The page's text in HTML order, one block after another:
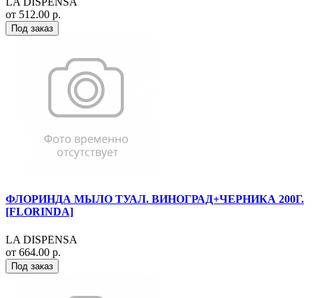
от 512.00 р.
Под заказ
ФЛОРИНДА МЫЛО ТУАЛ. ВИНОГРАД+ЧЕРНИКА 200Г.
[FLORINDA]
LA DISPENSA
от 664.00 р.
Под заказ